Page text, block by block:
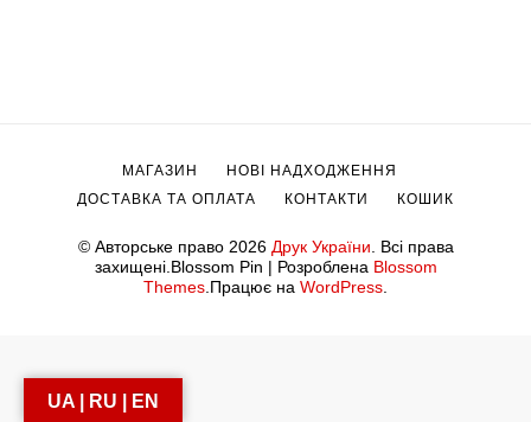
© Авторське право 2026 Друк України . Всі права
захищені. Blossom Pin | Розроблена Blossom
Themes .Працює на WordPress
МАГАЗИН
НОВІ НАДХОДЖЕННЯ
ДОСТАВКА ТА ОПЛАТА
КОНТАКТИ КОШИК
UA | RU | EN